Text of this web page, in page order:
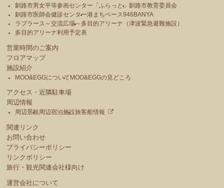
釧路市男女平等参画センター「ふらっと」釧路市教育委員会
釧路市医師会健診センター港まちベース946BANYA
ラプラース～交流広場～ 多目的アリーナ（津波緊急避難施設）
多目的アリーナ利用予定表
営業時間のご案内
フロアマップ
施設紹介
MOO&EGGについて MOO&EGGの見どころ
アクセス・近隣駐車場
周辺情報
周辺景観周辺宿泊施設旅客船情報
関連リンク
お問い合わせ
プライバシーポリシー
リンクポリシー
旅行・観光関連会社様向け
運営会社について